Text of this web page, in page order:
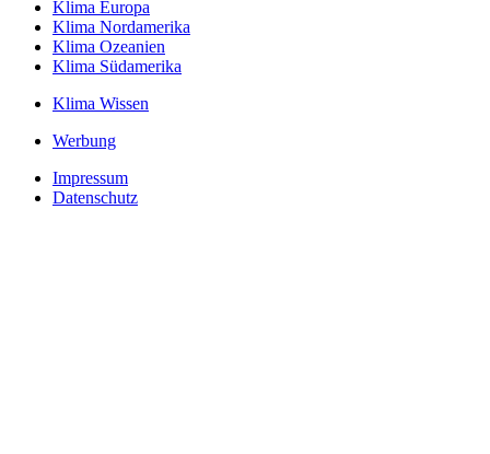
Klima Europa
Klima Nordamerika
Klima Ozeanien
Klima Südamerika
Klima Wissen
Werbung
Impressum
Datenschutz